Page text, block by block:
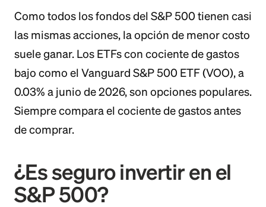
Como todos los fondos del S&P 500 tienen casi
las mismas acciones, la opción de menor costo
suele ganar. Los ETFs con cociente de gastos
bajo como el Vanguard S&P 500 ETF (VOO), a
0.03% a junio de 2026, son opciones populares.
Siempre compara el cociente de gastos antes
de comprar.
¿Es seguro invertir en el
S&P 500?